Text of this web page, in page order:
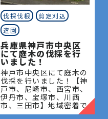
伐採伐根
剪定刈込
造園
兵庫県神戸市中央区
にて庭木の伐採を行
いました！
神戸市中央区にて庭木の
伐採を行いました！【神
戸市、尼崎市、西宮市、
伊丹市、宝塚市、川西
市、三田市】地域密着で
伐採・抜根・剪定・草刈